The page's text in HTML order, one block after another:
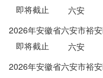
部的公告
即将截止
六安
2026年安徽省六安市裕
干部20名公告
即将截止
六安
2026年安徽省六安市裕